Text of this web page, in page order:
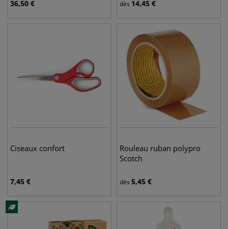
36,50 € dès 14,45 €
Ciseaux confort
7,45 €
Rouleau ruban polypro
Scotch
dès 5,45 €